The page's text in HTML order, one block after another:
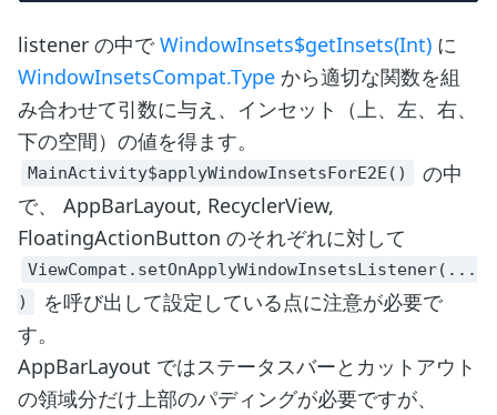
listener の中でWindowInsets$getInsets(Int) に
WindowInsetsCompat.Type から適切な関数を組
み合わせて引数に与え、インセット（上、左、右、
下の空間）の値を得ます。
MainActivity$applyWindowInsetsForE2E()
の中
で、 AppBarLayout, RecyclerView,
FloatingActionButton のそれぞれに対して
ViewCompat.setOnApplyWindowInsetsListener(...
)
を呼び出して設定している点に注意が必要で
す。
AppBarLayout ではステータスバーとカットアウト
の領域分だけ上部のパディングが必要ですが、